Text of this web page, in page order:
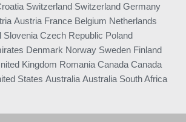
Switzerland Switzerland Germany
Austria France Belgium Netherlands
Slovenia Czech Republic Poland
Denmark Norway Sweden Finland
Kingdom Romania Canada Canada
States Australia Australia South Africa